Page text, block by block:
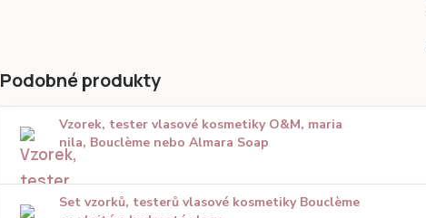
Podobné produkty
Vzorek, tester vlasové kosmetiky O&M, maria
nila, Bouclème nebo Almara Soap
Set vzorků, testerů vlasové kosmetiky Bouclème